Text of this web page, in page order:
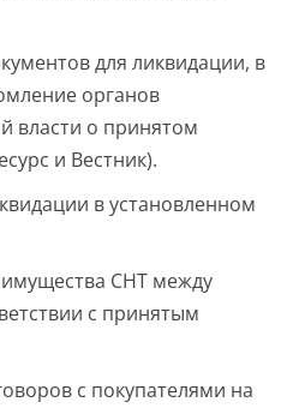
для ликвидации, в
органов
власти о принятом
и Вестник).
в установленном
СНТ между
с принятым
с покупателями на